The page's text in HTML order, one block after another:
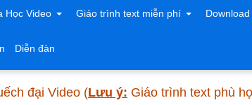
Học Video Giáo trình text miễn phí
Diễn đàn
đại Video (Lưu ý: Giáo trình text phù